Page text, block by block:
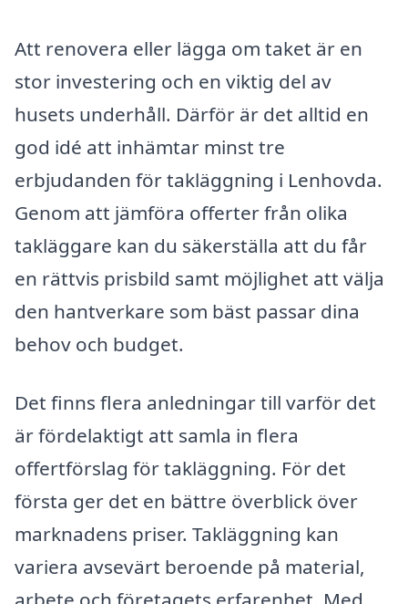
Att renovera eller lägga om taket är en
stor investering och en viktig del av
husets underhåll. Därför är det alltid en
god idé att inhämtar minst tre
erbjudanden för takläggning i Lenhovda.
Genom att jämföra offerter från olika
takläggare kan du säkerställa att du får
en rättvis prisbild samt möjlighet att välja
den hantverkare som bäst passar dina
behov och budget.
Det finns flera anledningar till varför det
är fördelaktigt att samla in flera
offertförslag för takläggning. För det
första ger det en bättre överblick över
marknadens priser. Takläggning kan
variera avsevärt beroende på material,